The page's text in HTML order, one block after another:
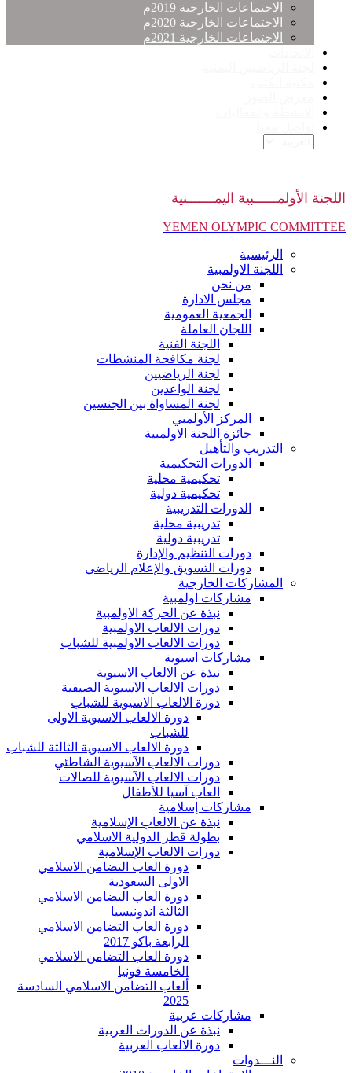
الاجتماعات الخارجية 2019م
الاجتماعات الخارجية 2020م
الاجتماعات الخارجية 2021م
اللجنة الأولمــــــبية اليمـــــــنية
YEMEN OLYMPIC COMMITTEE
الرئيسية
اللجنة الاولمبية
من نحن
مجلس الادارة
الجمعية العمومية
اللجان العاملة
اللجنة الفنية
لجنة مكافحة المنشطات
لجنة الرياضيين
لجنة الواعدين
لجنة المساواة بين الجنسين
المركز الأولمبي
جائزة اللجنة الاولمبية
التدريب والتأهيل
الدورات التحكيمية
تحكيمية محلية
تحكيمية دولية
الدورات التدريبية
تدريبية محلية
تدريبية دولية
دورات التنظيم والإدارة
دورات التسويق والإعلام الرياضي
المشاركات الخارجية
مشاركات اولمبية
نبذة عن الحركة الاولمبية
دورات الالعاب الاولمبية
دورات الالعاب الاولمبية للشباب
مشاركات اسيوية
نبذة عن الالعاب الاسيوية
دورات الالعاب الآسيوية الصيفية
دورة الالعاب الاسيوية للشباب
دورة الالعاب الاسيوية الاولى
للشباب
دورة الالعاب الاسيوية الثالثة للشباب
دورات الالعاب الآسيوية الشاطئي
دورات الالعاب الآسيوية للصالات
العاب آسيا للأطفال
مشاركات إسلامية
نبذة عن الالعاب الإسلامية
بطولة قطر الدولية الاسلامي
دورات الالعاب الإسلامية
دورة العاب التضامن الاسلامي
الاولى السعودية
دورة العاب التضامن الاسلامي
الثالثة اندونيسيا
دورة العاب التضامن الاسلامي
الرابعة باكو 2017
دورة العاب التضامن الاسلامي
الخامسة قونيا
ألعاب التضامن الاسلامي السادسة
2025
مشاركات عربية
نبذة عن الدورات العربية
دورة الالعاب العربية
النـــدوات